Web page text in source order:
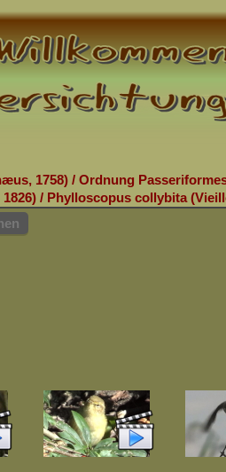
1758) / Ordnung
/ Phylloscopus collybita